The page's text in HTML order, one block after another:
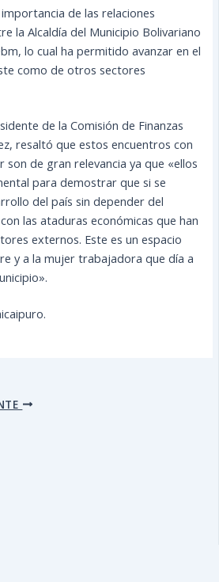
de las relaciones
la Alcaldía del Municipio Bolivariano
lo cual ha permitido avanzar en el
como de otros sectores
de la Comisión de Finanzas
resaltó que estos encuentros con
de gran relevancia ya que «ellos
para demostrar que si se
del país sin depender del
las ataduras económicas que han
externos. Este es un espacio
y a la mujer trabajadora que día a